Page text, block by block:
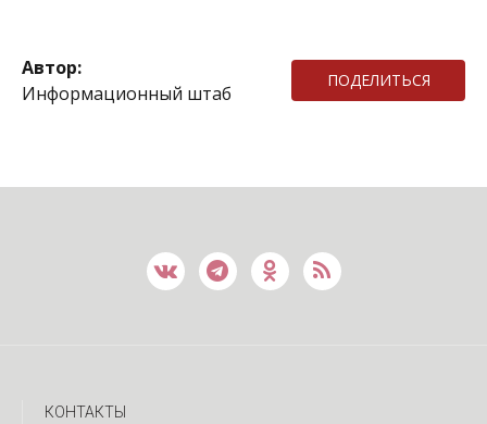
Автор:
Информационный штаб
ПОДЕЛИТЬСЯ
КОНТАКТЫ